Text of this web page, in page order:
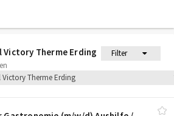
Therme Erding
Filter
Therme Erding